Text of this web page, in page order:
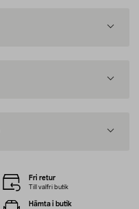
Fri retur
Till valfri butik
Hämta i butik